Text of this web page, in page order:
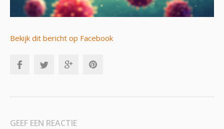
Bekijk dit bericht op Facebook
GEEF EEN REACTIE